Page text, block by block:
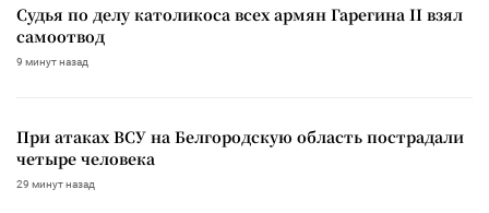
Судья по делу католикоса всех армян Гарегина II взял
самоотвод
9 минут назад
При атаках ВСУ на Белгородскую область пострадали
четыре человека
29 минут назад